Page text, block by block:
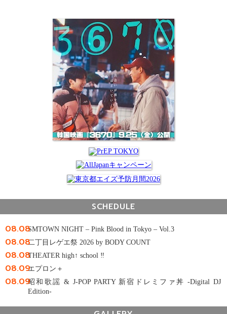
SCHEDULE
08.08SMTOWN NIGHT – Pink Blood in Tokyo – Vol.3
08.08二丁目レゲエ祭 2026 by BODY COUNT
08.08THEATER high↑ school ‼
08.09エプロン＋
08.09昭和歌謡 & J-POP PARTY 新宿ドレミファ丼 -Digital DJ
Edition-